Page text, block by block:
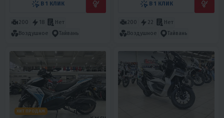
В 1 КЛИК
200 18
Нет
Воздушное
Тайвань
В 1 КЛИК
200 22
Нет
Воздушное
Тайвань
ХИТ ПРОДАЖ